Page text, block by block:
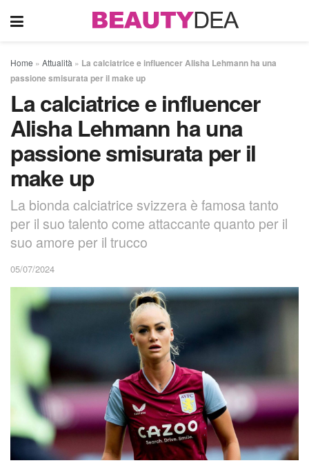
Home » Attualità » La calciatrice e influencer Alisha Lehmann ha una
passione smisurata per il make up
La calciatrice e influencer
Alisha Lehmann ha una
passione smisurata per il
make up
La bionda calciatrice svizzera è famosa tanto
per il suo talento come attaccante quanto per il
suo amore per il trucco
05/07/2024